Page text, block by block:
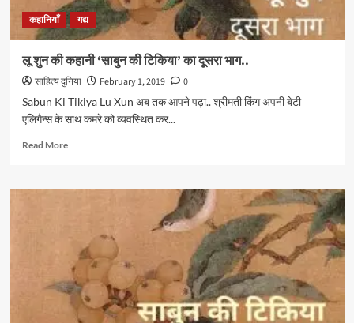
कहानियाँ गद्य
लू शुन की कहानी ‘साबुन की टिकिया’ का दूसरा भाग..
साहित्य दुनिया February 1, 2019
0
Sabun Ki Tikiya Lu Xun अब तक आपने पढ़ा.. श्रीमती किंग अपनी बेटी
एलिगैन्स के साथ कमरे को व्यवस्थित कर...
Read MoreRead
लू
‘साबुन
की
टिकिया’
का
दूसरा